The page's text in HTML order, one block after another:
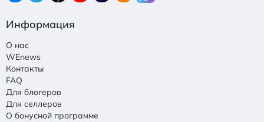
Информация
О нас
WEnews
Контакты
FAQ
Для блогеров
Для селлеров
О бонусной программе